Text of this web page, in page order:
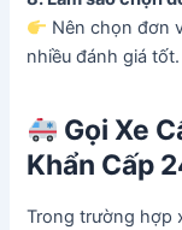
Nên chọn đơn
nhiều đánh giá tốt.
Gọi Xe
Khẩn Cấp
Trong trường hợp